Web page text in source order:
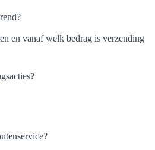
en vanaf welk bedrag is verzending